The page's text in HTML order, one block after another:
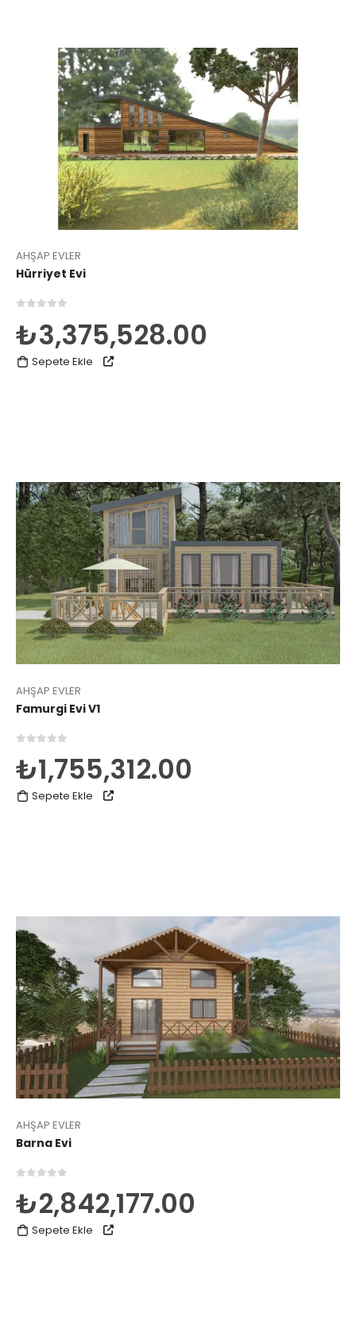
AHŞAP EVLER
Hürriyet Evi
₺3,375,528.00
Sepete Ekle
AHŞAP EVLER
Famurgi Evi V1
₺1,755,312.00
Sepete Ekle
AHŞAP EVLER
Barna Evi
₺2,842,177.00
Sepete Ekle